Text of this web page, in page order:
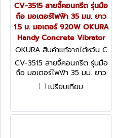
CV-3515 สายจี้คอนกรีต รุ่นมือ
ถือ มอเตอร์ไฟฟ้า 35 มม. ยาว
1.5 ม. มอเตอร์ 920W OKURA
Handy Concrete Vibrator
OKURA สินค้าแท้จากไต้หวัน C
V-3515
CV-3515 สายจี้คอนกรีต รุ่นมือ
ถือ มอเตอร์ไฟฟ้า 35 มม. ยาว
1.5 ม. มอเตอร์ 920W OKURA
Handy Concrete Vibrator
เปรียบเทียบ